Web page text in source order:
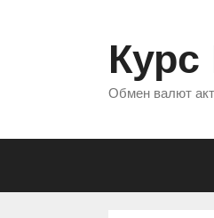
Обмен валют